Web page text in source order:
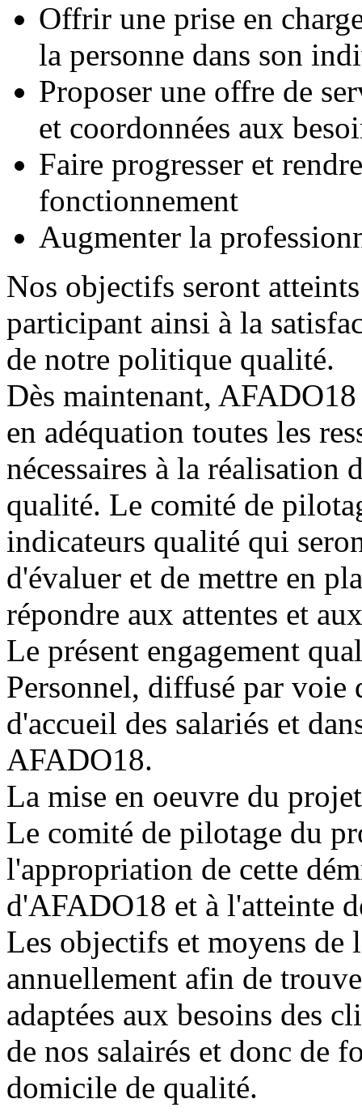
Offrir une prise en
la personne dans son
Proposer une offre de
et coordonnées aux
Faire progresser et
fonctionnement
Augmenter la
Nos objectifs seront
participant ainsi à la
de notre politique qualité.
Dès maintenant,
en adéquation toutes les
nécessaires à la réalisation
qualité. Le comité de
indicateurs qualité qui
d'évaluer et de mettre en
répondre aux attentes et
Le présent engagement
Personnel, diffusé par
d'accueil des salariés et
AFADO18.
La mise en oeuvre du
Le comité de pilotage du
l'appropriation de cette
d'AFADO18 et à l'atteinte
Les objectifs et moyens
annuellement afin de
adaptées aux besoins des
de nos salairés et donc de
domicile de qualité.